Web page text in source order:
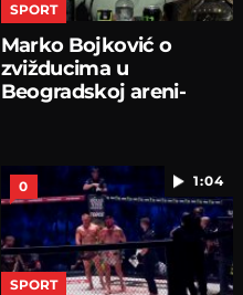
SPORT
Marko Bojković o
zvižducima u
Beogradskoj areni-
1:04
0
SPORT